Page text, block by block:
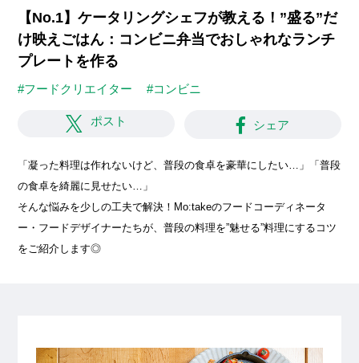
【No.1】ケータリングシェフが教える！”盛る”だ
け映えごはん：コンビニ弁当でおしゃれなランチ
プレートを作る
#フードクリエイター #コンビニ
ポスト シェア
「凝った料理は作れないけど、普段の食卓を豪華にしたい…」「普段
の食卓を綺麗に見せたい…」
そんな悩みを少しの工夫で解決！Mo:takeのフードコーディネータ
ー・フードデザイナーたちが、普段の料理を”魅せる”料理にするコツ
をご紹介します◎